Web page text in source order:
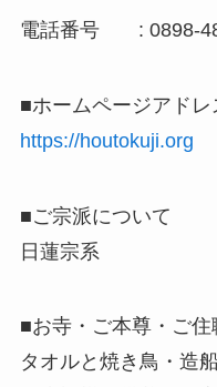
電話番号 : 0898-
■ホームページアドレ
https://houtokuji.org
■ご宗派について
日蓮宗系
■お寺・ご本尊・ご住
タオルと焼き鳥・造